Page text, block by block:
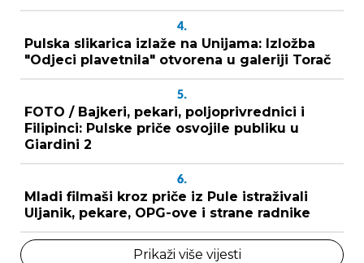
4.
Pulska slikarica izlaže na Unijama: Izložba
"Odjeci plavetnila" otvorena u galeriji Torač
5.
FOTO / Bajkeri, pekari, poljoprivrednici i
Filipinci: Pulske priče osvojile publiku u
Giardini 2
6.
Mladi filmaši kroz priče iz Pule istraživali
Uljanik, pekare, OPG-ove i strane radnike
Prikaži više vijesti